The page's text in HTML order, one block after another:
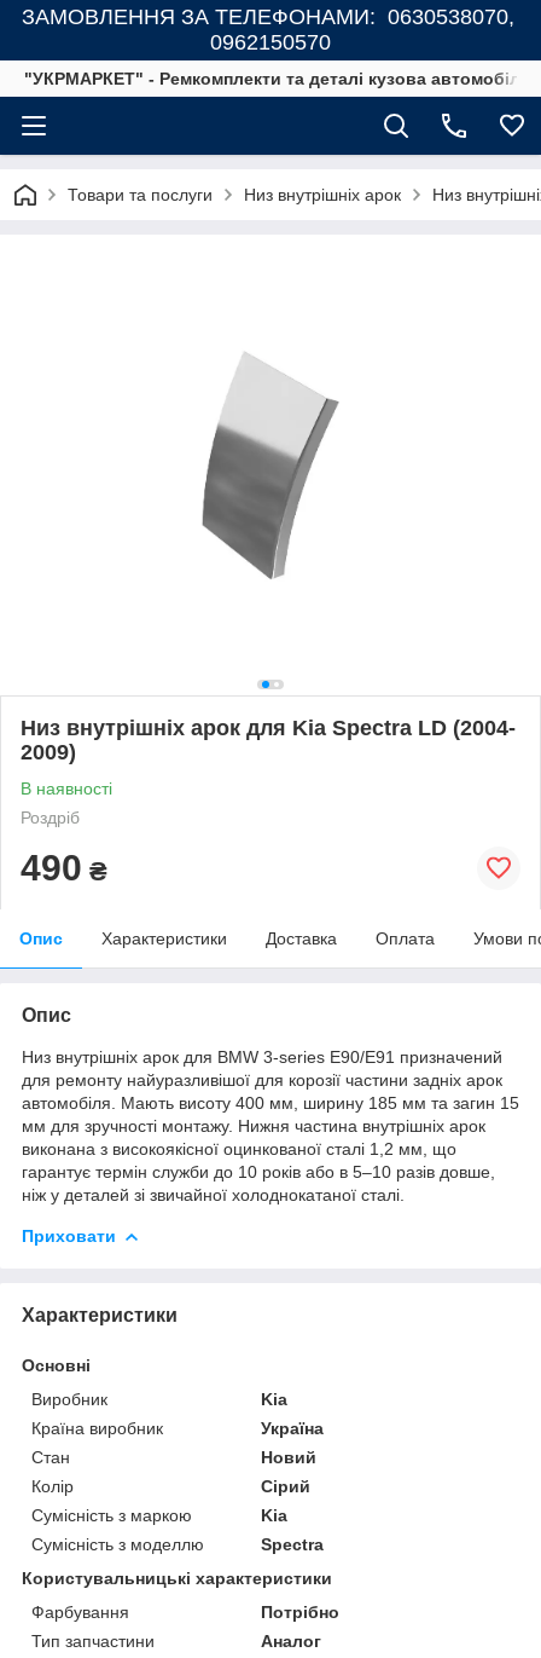
ЗАМОВЛЕННЯ ЗА ТЕЛЕФОНАМИ: 0630538070,
0962150570
"УКРМАРКЕТ" - Ремкомплекти та деталі кузова автомобілів
Товари та послуги Низ внутрішніх арок Низ
Низ внутрішніх арок для Kia Spectra LD (2004-
2009)
В наявності
Роздріб
490 ₴
Опис Характеристики Доставка Оплата Умови
Опис
Низ внутрішніх арок для BMW 3-series E90/E91 призначений
для ремонту найуразливішої для корозії частини задніх арок
автомобіля. Мають висоту 400 мм, ширину 185 мм та загин 15
мм для зручності монтажу. Нижня частина внутрішніх арок
виконана з високоякісної оцинкованої сталі 1,2 мм, що
гарантує термін служби до 10 років або в 5–10 разів довше,
ніж у деталей зі звичайної холоднокатаної сталі.
Приховати
Характеристики
Основні
Виробник
Kia
Країна виробник
Україна
Стан
Новий
Колір
Сірий
Сумісність з маркою
Kia
Сумісність з моделлю
Spectra
Користувальницькі характеристики
Фарбування
Потрібно
Тип запчастини
Аналог